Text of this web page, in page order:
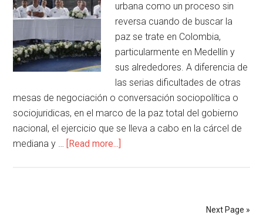
urbana como un proceso sin
reversa cuando de buscar la
paz se trate en Colombia,
particularmente en Medellín y
sus alrededores. A diferencia de
las serias dificultades de otras
mesas de negociación o conversación sociopolítica o
sociojuridicas, en el marco de la paz total del gobierno
nacional, el ejercicio que se lleva a cabo en la cárcel de
mediana y … [Read more...]
Next Page »